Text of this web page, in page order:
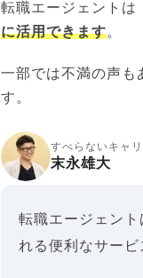
転職エージェントは
に活用できます。
一部では不満の声も
す。
すべらないキャ
末永雄大
転職エージェン
れる便利なサービ